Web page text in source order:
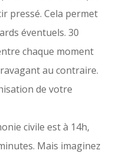
pressé. Cela permet
éventuels. 30
chaque moment
au contraire.
de votre
civile est à 14h,
Mais imaginez